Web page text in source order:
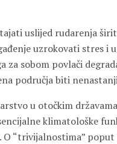
uslijed rudarenja
uzrokovati stres i
za sobom povlači
područja biti
u otočkim
klimatološke
“trivijalnostima”